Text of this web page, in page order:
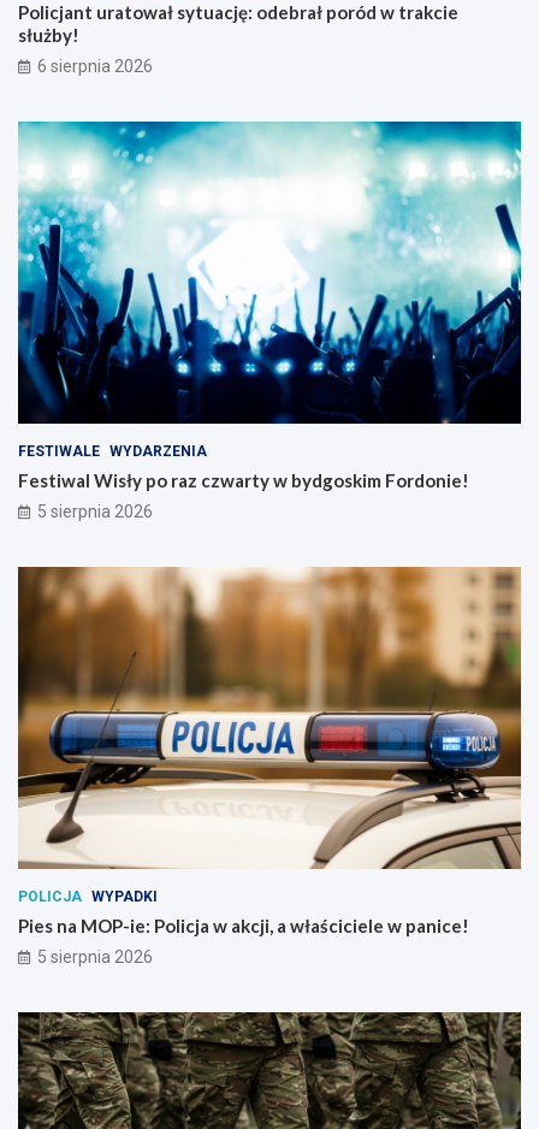
Policjant uratował sytuację: odebrał poród w trakcie
służby!
6 sierpnia 2026
FESTIWALE WYDARZENIA
Festiwal Wisły po raz czwarty w bydgoskim Fordonie!
5 sierpnia 2026
POLICJA WYPADKI
Pies na MOP-ie: Policja w akcji, a właściciele w panice!
5 sierpnia 2026